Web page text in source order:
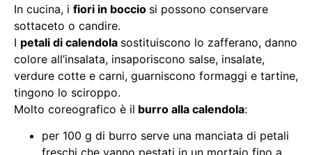
In cucina, i fiori in boccio si possono conservare
sottaceto o candire.
I petali di calendola sostituiscono lo zafferano, danno
colore all’insalata, insaporiscono salse, insalate,
verdure cotte e carni, guarniscono formaggi e tartine,
tingono lo sciroppo.
Molto coreografico è il burro alla calendola:
per 100 g di burro serve una manciata di petali
freschi che vanno pestati in un mortaio fino a